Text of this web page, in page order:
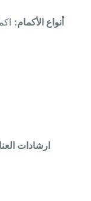
أنواع الأكمام:
ارشادات